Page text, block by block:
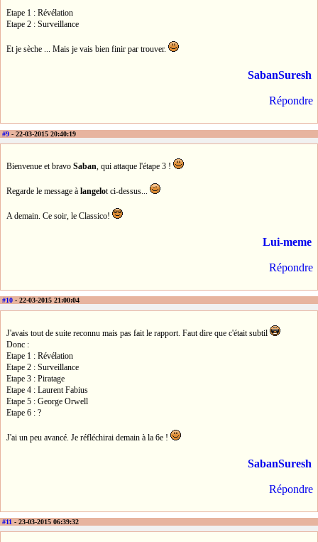
Etape 1 : Révélation
Etape 2 : Surveillance
Et je sèche ... Mais je vais bien finir par trouver.
SabanSuresh
Répondre
#9 - 22-03-2015 20:40:19
Bienvenue et bravo Saban, qui attaque l'étape 3 !
Regarde le message à langelot ci-dessus...
A demain. Ce soir, le Classico!
Lui-meme
Répondre
#10 - 22-03-2015 21:00:04
J'avais tout de suite reconnu mais pas fait le rapport. Faut dire que c'était subtil
Donc :
Etape 1 : Révélation
Etape 2 : Surveillance
Etape 3 : Piratage
Etape 4 : Laurent Fabius
Etape 5 : George Orwell
Etape 6 : ?
J'ai un peu avancé. Je réfléchirai demain à la 6e !
SabanSuresh
Répondre
#11 - 23-03-2015 06:39:32